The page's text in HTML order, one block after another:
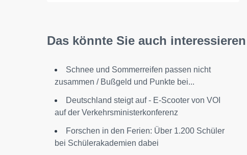
Das könnte Sie auch interessieren
Schnee und Sommerreifen passen nicht
zusammen / Bußgeld und Punkte bei...
Deutschland steigt auf - E-Scooter von VOI
auf der Verkehrsministerkonferenz
Forschen in den Ferien: Über 1.200 Schüler
bei Schülerakademien dabei